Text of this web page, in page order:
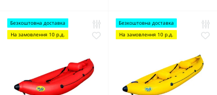
Безкоштовна доставка
На замовлення 10 р.д.
Безкоштовна доставка
На замовлення 10 р.д.